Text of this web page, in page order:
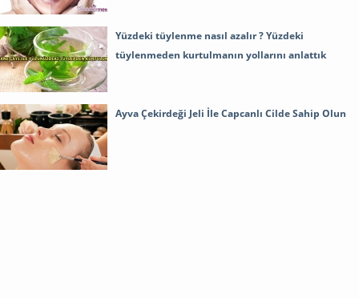
Yüzdeki tüylenme nasıl azalır ? Yüzdeki
tüylenmeden kurtulmanın yollarını anlattık
Ayva Çekirdeği Jeli İle Capcanlı Cilde Sahip Olun